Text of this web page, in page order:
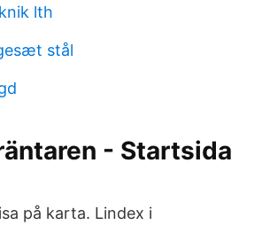
lth
stål
- Startsida
på karta. Lindex i